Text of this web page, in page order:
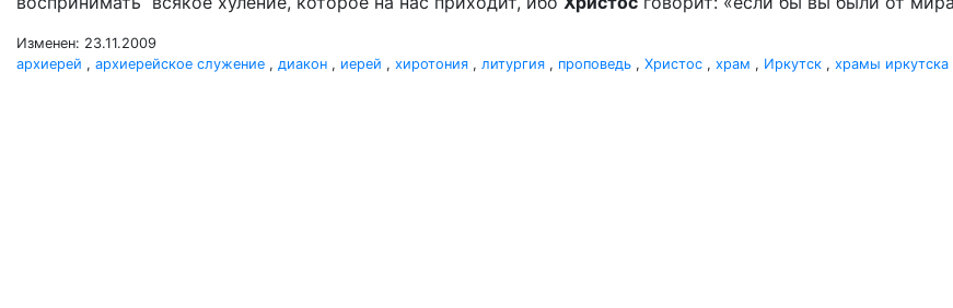
Изменен: 23.11.2009
архиерей , архиерейское служение , диакон , иерей , хиротония , литургия , проповедь , Христос , храм , Иркутск , храмы иркутска